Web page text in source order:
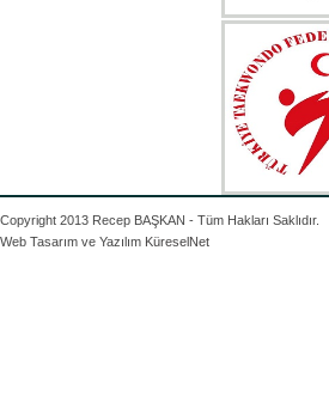
Copyright 2013 Recep BAŞKAN - Tüm Hakları Saklıdır.
Web Tasarım ve Yazılım KüreselNet